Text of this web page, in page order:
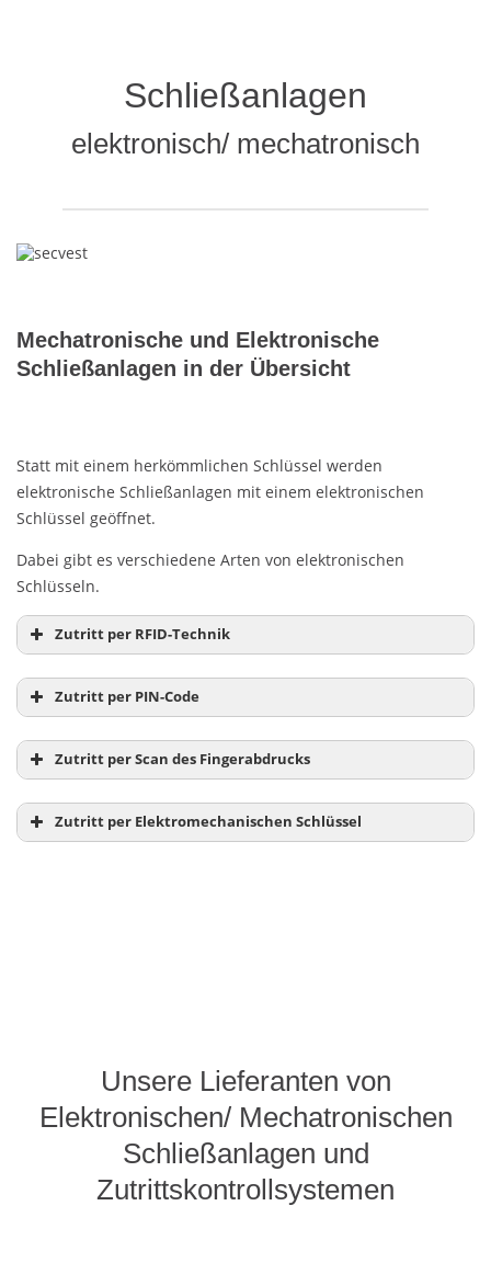
Schließanlagen
elektronisch/ mechatronisch
Mechatronische und Elektronische
Schließanlagen in der Übersicht
Statt mit einem herkömmlichen Schlüssel werden
elektronische Schließanlagen mit einem elektronischen
Schlüssel geöffnet.
Dabei gibt es verschiedene Arten von elektronischen
Schlüsseln.
Zutritt per RFID-Technik
Zutritt per PIN-Code
Zutritt per Scan des Fingerabdrucks
Zutritt per Elektromechanischen Schlüssel
Unsere Lieferanten von
Elektronischen/ Mechatronischen
Schließanlagen und
Zutrittskontrollsystemen